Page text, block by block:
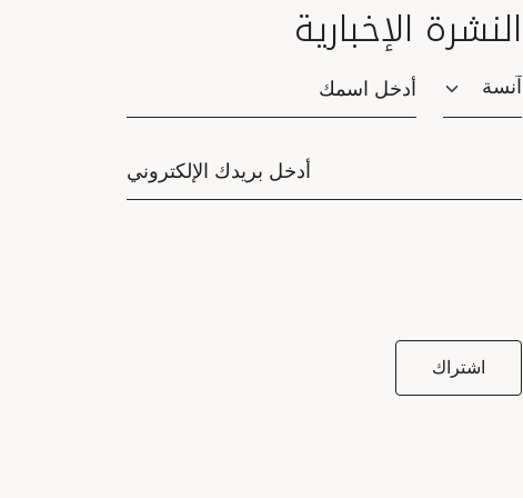
النشرة الإخبارية
Salutation